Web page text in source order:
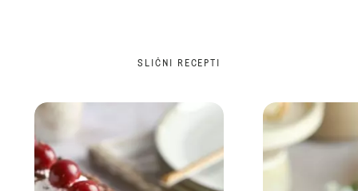
SLIČNI RECEPTI